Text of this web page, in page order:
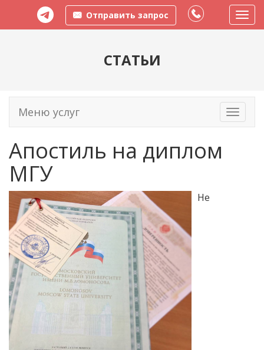
Отправить запрос
меню
СТАТЬИ
Toggle
Меню услуг
Апостиль на диплом
МГУ
Не